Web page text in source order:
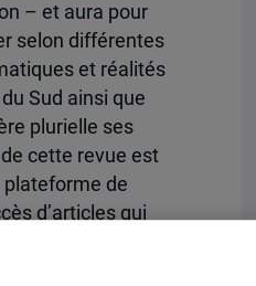
– et aura pour
selon différentes
et réalités
Sud ainsi que
plurielle ses
cette revue est
plateforme de
d’articles qui
qu’historiques